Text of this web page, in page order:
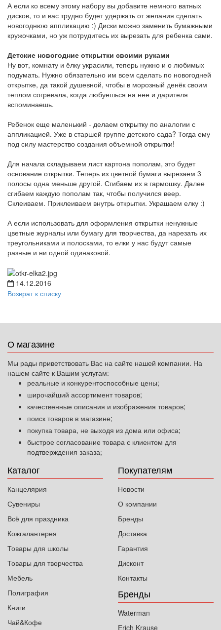
А если ко всему этому набору вы добавите немного ватных
дисков, то и вас трудно будет удержать от желания сделать
новогоднюю аппликацию :) Диски можно заменить бумажными
кружочками, но уж потрудитесь их вырезать для ребенка сами.
Детские новогодние открытки своими руками
Ну вот, комнату и ёлку украсили, теперь нужно и о любимых
подумать. Нужно обязательно им всем сделать по новогодней
открытке, да такой душевной, чтобы в морозный денёк своим
теплом согревала, когда любуешься на нее и дарителя
вспоминаешь.
Ребенок еще маленький - делаем открытку по аналогии с
аппликацией. Уже в старшей группе детского сада? Тогда ему
под силу мастерство создания объемной открытки!
Для начала складываем лист картона пополам, это будет
основание открытки. Теперь из цветной бумаги вырезаем 3
полосы одна меньше другой. Сгибаем их в гармошку. Далее
сгибаем каждую пополам так, чтобы получился веер.
Склеиваем. Приклеиваем внутрь открытки. Украшаем елку :)
А если использовать для оформления открытки ненужные
цветные журналы или бумагу для творчества, да нарезать их
треугольниками и полосками, то елки у нас будут самые
разные и ни одной одинаковой.
14.12.2016
Возврат к списку
О магазине
Мы рады приветствовать Вас на сайте нашей компании. На
нашем сайте к Вашим услугам:
реальные и конкурентоспособные цены;
широчайший ассортимент товаров;
качественные описания и изображения товаров;
поиск товаров в магазине;
покупка товара, не выходя из дома или офиса;
быстрое согласование товара с клиентом для
подтверждения заказа;
Каталог
Канцелярия
Сувениры
Всё для праздника
Кожгалантерея
Товары для школы
Товары для творчества
Мебель
Полиграфия
Книги
Чай&Кофе
Покупателям
Новости
О компании
Бренды
Доставка
Гарантия
Дисконт
Контакты
Бренды
Waterman
Erich Krause